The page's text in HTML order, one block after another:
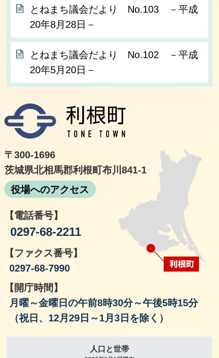
とねまち議会だより No.103 －平成
20年8月28日－
とねまち議会だより No.102 －平成
20年5月20日－
〒300-1696
茨城県北相馬郡利根町布川841-1
役場へのアクセス
【電話番号】
0297-68-2211
【ファクス番号】
0297-68-7990
【開庁時間】
月曜～金曜日の午前8時30分～午後5時15分
（祝日、12月29日～1月3日を除く）